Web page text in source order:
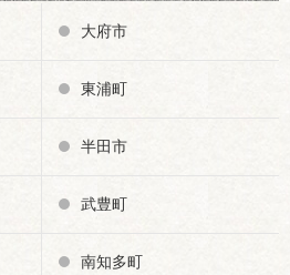
大府市
東浦町
半田市
武豊町
南知多町